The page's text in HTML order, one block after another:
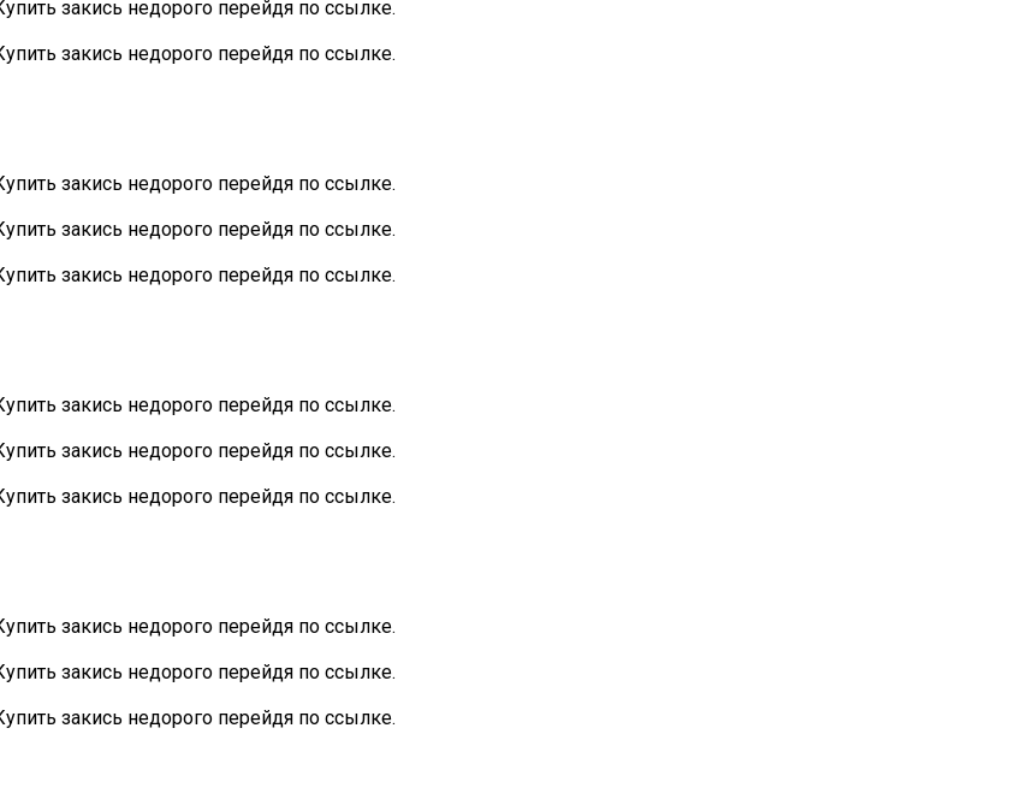
закись недорого перейдя по ссылке.
закись недорого перейдя по ссылке.
закись недорого перейдя по ссылке.
закись недорого перейдя по ссылке.
закись недорого перейдя по ссылке.
закись недорого перейдя по ссылке.
закись недорого перейдя по ссылке.
закись недорого перейдя по ссылке.
закись недорого перейдя по ссылке.
закись недорого перейдя по ссылке.
закись недорого перейдя по ссылке.